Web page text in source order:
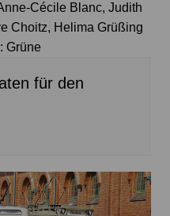
Cécile Blanc, Judith
Choitz, Helima Grüßing
Grüne
für den